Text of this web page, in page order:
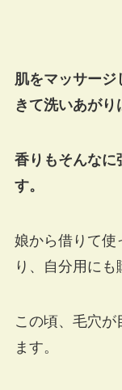
肌をマッサージ
きて洗いあがり
香りもそんなに
す。
娘から借りて使
り、自分用にも
この頃、毛穴が
ます。